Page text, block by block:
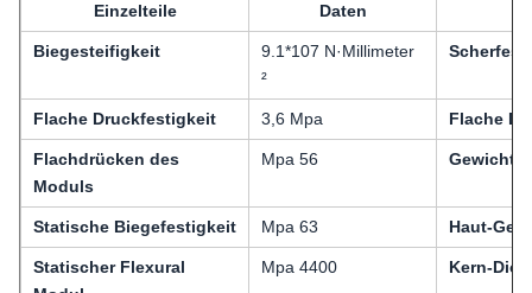
Einzelteile Daten
Biegesteifigkeit
9.1*107 N·Millimeter
²
Flache Druckfestigkeit 3,6 Mpa Flache
Flachdrücken des
Moduls
Mpa 56 Gewicht
Statische Biegefestigkeit Mpa 63 Haut-
Statischer Flexural
Mpa 4400 Kern-